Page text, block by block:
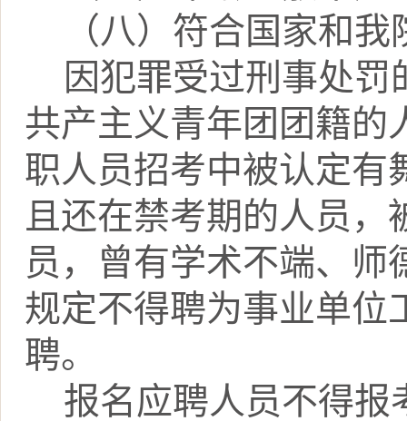
（八）符合国家和
因犯罪受过刑事处
共产主义青年团团籍的
职人员招考中被认定有
且还在禁考期的人员，
员，曾有学术不端、
规定不得聘为事业单位
聘。
报名应聘人员不得报